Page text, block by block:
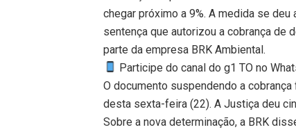
chegar próximo a 9%. A medida se
sentença que autorizou a cobrança de
parte da empresa BRK Ambiental.
Participe do canal do g1 TO no
O documento suspendendo a
desta sexta-feira (22). A Justiça deu
Sobre a nova determinação, a BRK